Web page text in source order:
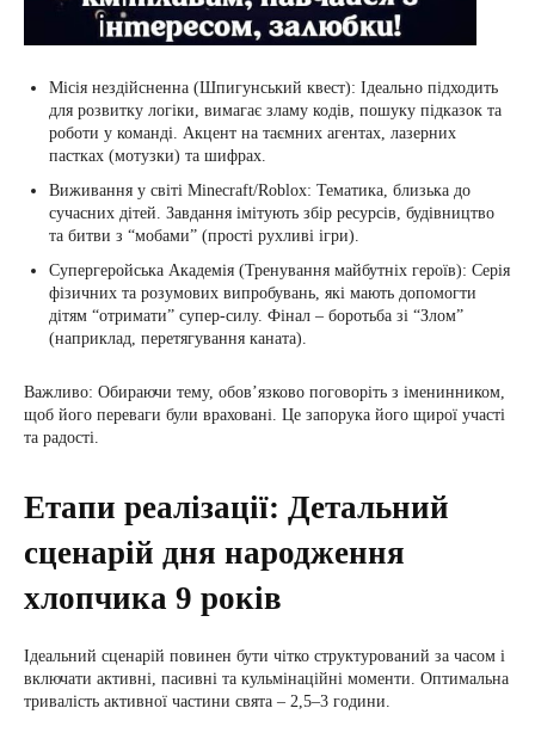
Місія нездійсненна (Шпигунський квест): Ідеально підходить
для розвитку логіки, вимагає зламу кодів, пошуку підказок та
роботи у команді. Акцент на таємних агентах, лазерних
пастках (мотузки) та шифрах.
Виживання у світі Minecraft/Roblox: Тематика, близька до
сучасних дітей. Завдання імітують збір ресурсів, будівництво
та битви з “мобами” (прості рухливі ігри).
Супергеройська Академія (Тренування майбутніх героїв): Серія
фізичних та розумових випробувань, які мають допомогти
дітям “отримати” супер-силу. Фінал – боротьба зі “Злом”
(наприклад, перетягування каната).
Важливо: Обираючи тему, обов’язково поговоріть з іменинником,
щоб його переваги були враховані. Це запорука його щирої участі
та радості.
Етапи реалізації: Детальний
сценарій дня народження
хлопчика 9 років
Ідеальний сценарій повинен бути чітко структурований за часом і
включати активні, пасивні та кульмінаційні моменти. Оптимальна
тривалість активної частини свята – 2,5–3 години.